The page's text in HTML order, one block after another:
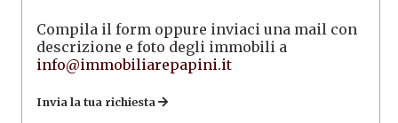
Compila il form oppure inviaci una mail con
descrizione e foto degli immobili a
info@immobiliarepapini.it
Invia la tua richiesta